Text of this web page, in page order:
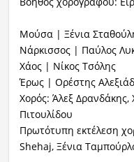
Μούσα | Ξένια
Νάρκισσος | Παύλος
Χάος | Νίκος Τσόλης
Έρως | Ορέστης
Χορός: Άλεξ
Πιτουλίδου
Πρωτότυπη εκτέλεση
Shehaj, Ξένια